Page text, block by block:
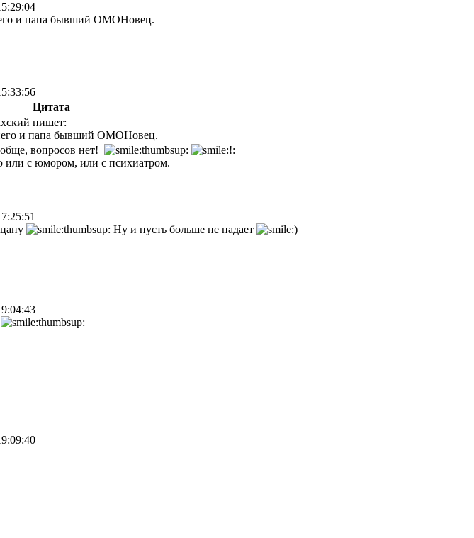
и папа бывший ОМОНовец.
Цитата
пишет:
и папа бывший ОМОНовец.
вопросов нет!
с юмором, или с психиатром.
Ну и пусть больше не падает